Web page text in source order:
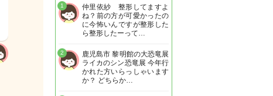
仲里依紗 整形してますよ
ね？前の方が可愛かったの
に今怖いんですが整形した
ら整形したーって…
1
鹿児島市 黎明館の大恐竜展
ライカのシン恐竜展 今年行
かれた方いらっしゃいます
か？ どちらか…
2